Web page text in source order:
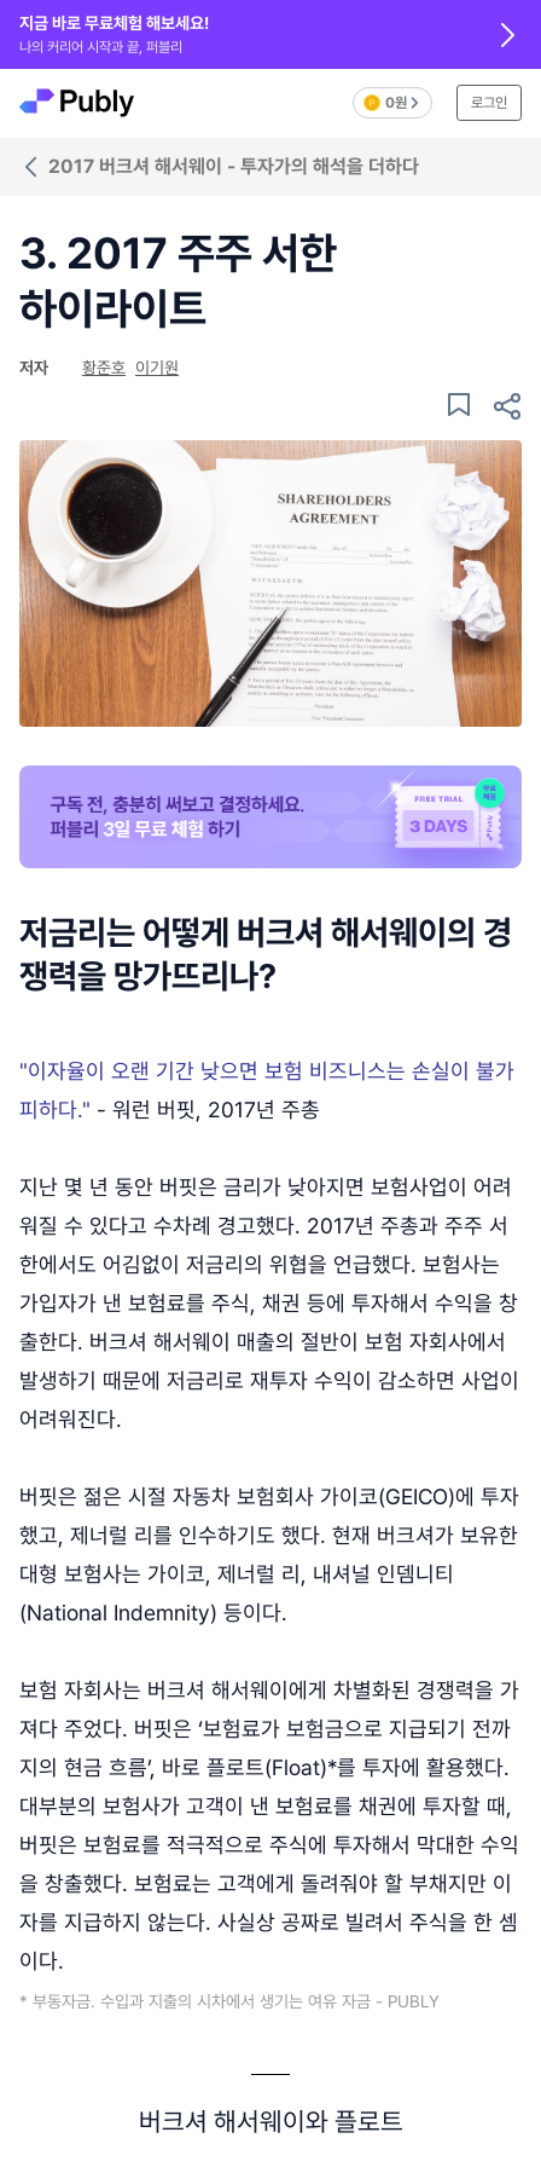
지금 바로 무료체험 해보세요!
나의 커리어 시작과 끝, 퍼블리
0원 로그인
2017 버크셔 해서웨이 - 투자가의 해석을 더하다
3. 2017 주주 서한
하이라이트
저자 황준호 이기원
저금리는 어떻게 버크셔 해서웨이의 경
쟁력을 망가뜨리나?
"이자율이 오랜 기간 낮으면 보험 비즈니스는 손실이 불가
피하다." - 워런 버핏, 2017년 주총
지난 몇 년 동안 버핏은 금리가 낮아지면 보험사업이 어려
워질 수 있다고 수차례 경고했다. 2017년 주총과 주주 서
한에서도 어김없이 저금리의 위협을 언급했다. 보험사는
가입자가 낸 보험료를 주식, 채권 등에 투자해서 수익을 창
출한다. 버크셔 해서웨이 매출의 절반이 보험 자회사에서
발생하기 때문에 저금리로 재투자 수익이 감소하면 사업이
어려워진다.
버핏은 젊은 시절 자동차 보험회사 가이코(GEICO)에 투자
했고, 제너럴 리를 인수하기도 했다. 현재 버크셔가 보유한
대형 보험사는 가이코, 제너럴 리, 내셔널 인뎀니티
(National Indemnity) 등이다.
보험 자회사는 버크셔 해서웨이에게 차별화된 경쟁력을 가
져다 주었다. 버핏은 ‘보험료가 보험금으로 지급되기 전까
지의 현금 흐름’, 바로 플로트(Float)*를 투자에 활용했다.
대부분의 보험사가 고객이 낸 보험료를 채권에 투자할 때,
버핏은 보험료를 적극적으로 주식에 투자해서 막대한 수익
을 창출했다. 보험료는 고객에게 돌려줘야 할 부채지만 이
자를 지급하지 않는다. 사실상 공짜로 빌려서 주식을 한 셈
이다.
* 부동자금. 수입과 지출의 시차에서 생기는 여유 자금 - PUBLY
버크셔 해서웨이와 플로트